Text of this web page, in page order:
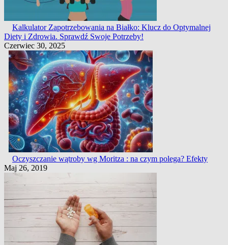
Kalkulator Zapotrzebowania na Białko: Klucz do Optymalnej
Diety i Zdrowia. Sprawdź Swoje Potrzeby!
Czerwiec 30, 2025
Oczyszczanie wątroby wg Moritza : na czym polega? Efekty
Maj 26, 2019